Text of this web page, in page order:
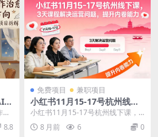
制
8.8
免费项目 兼职项目
小红书11月15-17号杭州线下
课，3天课程解决运营问题，
提升内卷能力【音频+PPT图
片】
小红书11月15-17号杭州线下课，3
天课程解决运营问题，提升内卷能
力【音频+P...
8 月前 6 0